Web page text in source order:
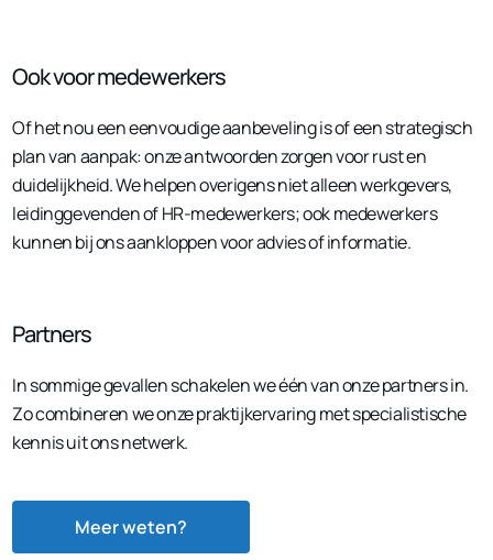
Ook voor medewerkers
Of het nou een eenvoudige aanbeveling is of een strategisch
plan van aanpak: onze antwoorden zorgen voor rust en
duidelijkheid. We helpen overigens niet alleen werkgevers,
leidinggevenden of HR-medewerkers; ook medewerkers
kunnen bij ons aankloppen voor advies of informatie.
Partners
In sommige gevallen schakelen we één van onze partners in.
Zo combineren we onze praktijkervaring met specialistische
kennis uit ons netwerk.
Meer weten?